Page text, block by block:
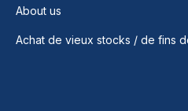
About us
Achat de vieux stocks / de fins